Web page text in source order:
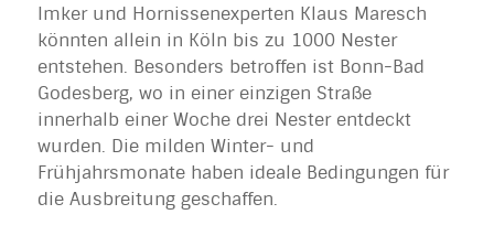
Imker und Hornissenexperten Klaus Maresch
könnten allein in Köln bis zu 1000 Nester
entstehen. Besonders betroffen ist Bonn-Bad
Godesberg, wo in einer einzigen Straße
innerhalb einer Woche drei Nester entdeckt
wurden. Die milden Winter- und
Frühjahrsmonate haben ideale Bedingungen für
die Ausbreitung geschaffen.